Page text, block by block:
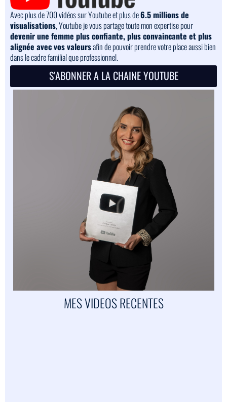
Avec plus de 700 vidéos sur Youtube et plus de6.5 millions de
visualisations, Youtube je vous partage toute mon expertise pour
devenir une femme plus confiante, plus convaincante et plus
alignée avec vos valeursafin de pouvoir prendre votre place aussi bien
dans le cadre familial que professionnel.
S'ABONNER A LA CHAINE YOUTUBE
MES VIDEOS RECENTES